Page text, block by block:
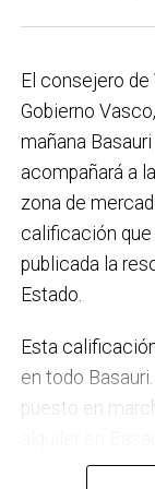
el Plan de
régimen de
municipio más
En ese
clima y energía,
una red de
Actuación ante
como las que
proyecto de la
Sarratu, junto a
por la
el trabajo que
El consejero de
Gobierno
mañana
acompañará a
zona de
calificación que
publicada la
Estado.
Esta
en todo
puesto en
dependiendo